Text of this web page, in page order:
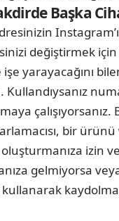
Başka
değiştirmek
yarayacağını
bir
izin
gelmiyorsa